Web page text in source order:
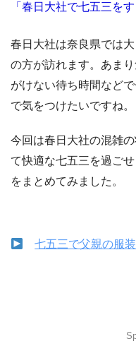
「春日大社で七五三を
春日大社は奈良県では
の方が訪れます。あま
がけない待ち時間など
で気をつけたいですね。
今回は春日大社の混雑
て快適な七五三を過ご
をまとめてみました。
七五三で父親の服